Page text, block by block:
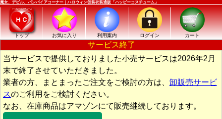
魔女、デビル、バンパイアコーナー｜ハロウィン仮装衣装通販「ハッピーコスチューム」
トップ お気に入り 利用案内 ログイン カート
サービス終了
当サービスで提供しておりました小売サービスは2026年2月
末で終了させていただきました。
業者の方、まとまったご注文をご検討の方は、 卸販売サービ
スのご利用をご検討ください。
なお、在庫商品はアマゾンにて販売継続しております。